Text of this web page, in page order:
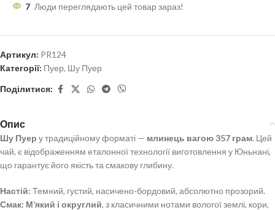
7 Люди переглядають цей товар зараз!
Артикул: PR124
Категорії: Пуер, Шу Пуер
Поділитися:
Опис
Шу Пуер у традиційному форматі — млинець вагою 357 грам. Цей
чай, є відображенням еталонної технології виготовлення у Юньнані,
що гарантує його якість та смакову глибину.
Настій: Темний, густий, насичено-бордовий, абсолютно прозорий.
Смак: М’який і округлий, з класичними нотами вологої землі, кори,